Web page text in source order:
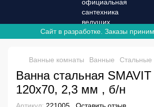
Сайт в разработке. Заказы
Ванные комнаты Ванные Стальные
Ванна стальная
120х70, 2,3 мм , б/н